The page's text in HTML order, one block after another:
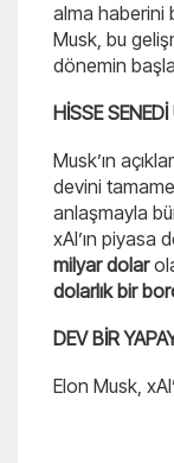
alma haberini
Musk, bu
dönemin
HİSSE
Musk’ın
devini
anlaşmayla
xAI’ın piyasa
milyar dolar
dolarlık bir
DEV BİR
Elon Musk,